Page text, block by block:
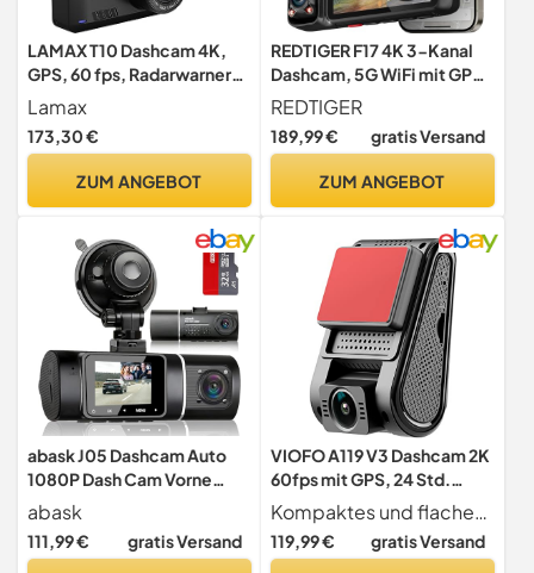
LAMAX T10 Dashcam 4K,
GPS, 60 fps, Radarwarner
für Auto (50 Länder), WiFi +
Mobile App, 2,45“ Display,
Auto Kamera mit 170°
Parküberwachung, G-
Lamax
173,30 €
ZUM ANGEBOT
REDTIGER F17 4K 3-Kanal
Dashcam, 5G WiFi mit GPS
und 64GB Karte, Parkmodus
REDTIGER
189,99 € gratis Versand
ZUM ANGEBOT
abask J05 Dashcam Auto
1080P Dash Cam Vorne
Innen mit 32GB SD-Karte,
310° Weitwinkelansicht,
Autokamera mit
abask
111,99 € gratis Versand
VIOFO A119 V3 Dashcam 2K
60fps mit GPS, 24 Std.
Puffer Parkmodus
Autokamera, Nur
Frontscheibe 2560x1600P,
Kompaktes und flaches Design Die A119 V3 Auto-Kamera hat eine kompakte Größe, sodass sie perfekt auf die Windschutzscheibe passt, wird Ihre Sicht auf die Straße nicht behindern. Das flache Design zieht nicht die Aufmerksamkeit von anderen auf und sorgt für ein sauberes Interieur. Mit einem Klebepad und durchsichtigen Folien machen das Entfernen und Anbringen der Dashcam unglaublich einfach.
119,99 € gratis Versand